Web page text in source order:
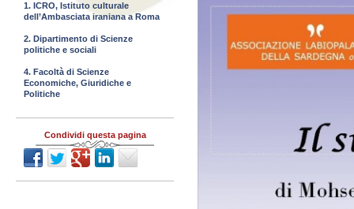
1. ICRO, Istituto culturale
dell’Ambasciata iraniana a Roma
2. Dipartimento di Scienze
politiche e sociali
4. Facoltà di Scienze
Economiche, Giuridiche e
Politiche
Condividi questa pagina